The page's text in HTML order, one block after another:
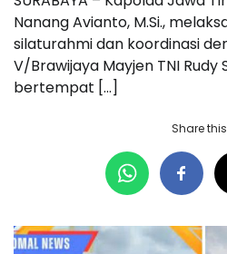
Nanang Avianto, M.Si.,
silaturahmi dan koordinasi
V/Brawijaya Mayjen TNI Rudy
bertempat […]
Share